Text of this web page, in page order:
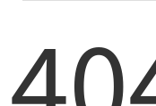
己的力量研究
试制出来的。